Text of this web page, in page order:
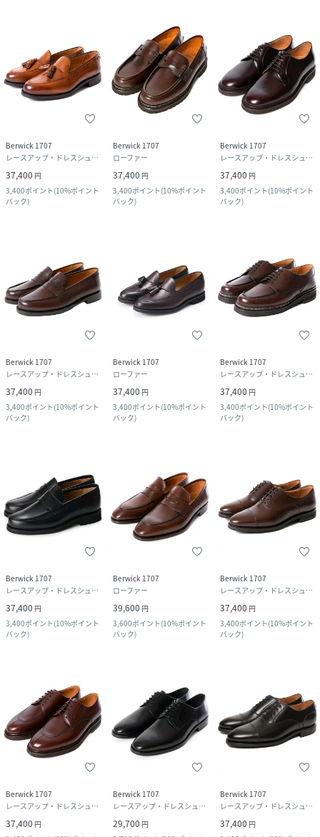
Berwick 1707
レースアップ・ドレスシューズ
37,400 円
3,400ポイント(10%ポイント
バック)
Berwick 1707
ローファー
37,400 円
3,400ポイント(10%ポイント
バック)
Berwick 1707
レースアップ・ドレスシューズ
37,400 円
3,400ポイント(10%ポイント
バック)
Berwick 1707
レースアップ・ドレスシューズ
37,400 円
3,400ポイント(10%ポイント
バック)
Berwick 1707
ローファー
37,400 円
3,400ポイント(10%ポイント
バック)
Berwick 1707
レースアップ・ドレスシューズ
37,400 円
3,400ポイント(10%ポイント
バック)
Berwick 1707
レースアップ・ドレスシューズ
37,400 円
3,400ポイント(10%ポイント
バック)
Berwick 1707
ローファー
39,600 円
3,600ポイント(10%ポイント
バック)
Berwick 1707
レースアップ・ドレスシューズ
37,400 円
3,400ポイント(10%ポイント
バック)
Berwick 1707
レースアップ・ドレスシューズ
37,400 円
Berwick 1707
レースアップ・ドレスシューズ
29,700 円
Berwick 1707
レースアップ・ドレスシューズ
37,400 円